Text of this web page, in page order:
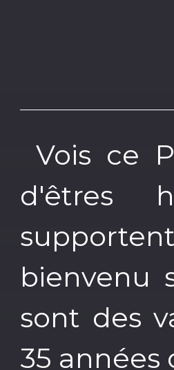
Vois ce
d'êtres
bienvenu
sont des
35